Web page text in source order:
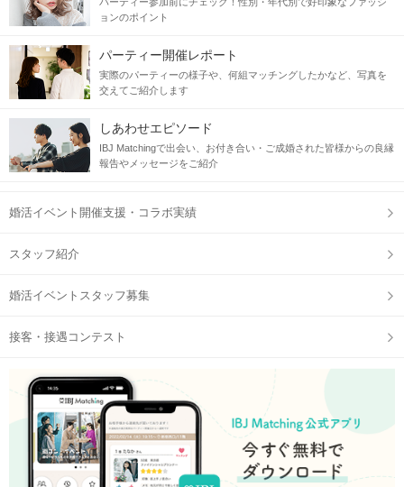
ョンのポイント
パーティー開催レポート
実際のパーティーの様子や、何組マッチングしたかなど、写真を
交えてご紹介します
しあわせエピソード
IBJ Matchingで出会い、お付き合い・ご成婚された皆様からの良縁
報告やメッセージをご紹介
婚活イベント開催支援・コラボ実績
スタッフ紹介
婚活イベントスタッフ募集
接客・接遇コンテスト